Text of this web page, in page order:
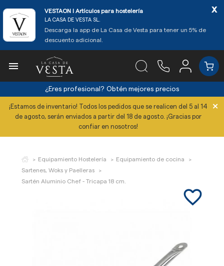
VESTAON l Artículos para hostelería
LA CASA DE VESTA SL.
Descarga la app de La Casa de Vesta para tener un 5% de
descuento adicional.
x

¿Eres profesional? Obtén mejores precios
¡Estamos de inventario! Todos los pedidos que se realicen del 5 al 14
de agosto, serán enviados a partir del 18 de agosto. ¡Gracias por
confiar en nosotros!
×
Equipamiento Hostelería
Equipamiento de cocina
Sartenes, Woks y Paelleras
Sartén Aluminio Chef - Tricapa 18 cm.
favorite_border